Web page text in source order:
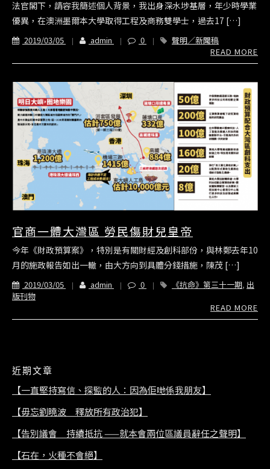
法官閣下，請容我簡述個人背景，我出身深水埗基層，年少時學業
優異，在澳洲墨爾本大學取得工程及商務雙學士，過去17 […]
2019/03/05 admin 0
聲明／新聞稿
READ MORE
官商一體大灣區 勞民傷財兒皇帝
今年《財政預算案》，特別是有關財經及創科部份，與林鄭去年10
月的施政報告如出一轍，由大方向到具體分錢措施，陳茂 […]
2019/03/05 admin 0 《抗命》第三十一期, 出
版刊物
READ MORE
近期文章
【一直堅持寫信、探監的人：因為佢哋係我朋友】
【毋忘劉曉波 釋放所有政治犯】
【告別議會 持續抵抗 ——就本會兩位區議員辭任之聲明】
【石在，火種不會絕】